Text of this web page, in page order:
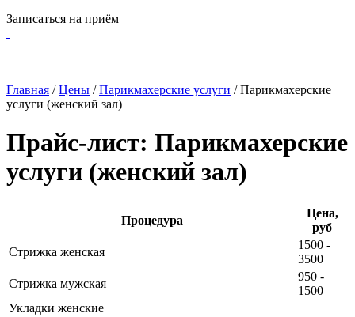
Записаться на приём
Главная /Цены /Парикмахерские услуги /Парикмахерские
услуги (женский зал)
Прайс-лист: Парикмахерские
услуги (женский зал)
Процедура
Цена,
руб
Стрижка женская
1500 -
3500
Стрижка мужская
950 -
1500
Укладки женские